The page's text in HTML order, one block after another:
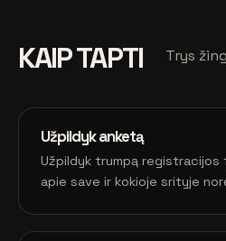
KAIP TAPTI Trys
Užpildyk anketą
Užpildyk trumpą
apie save ir kokioje srityje